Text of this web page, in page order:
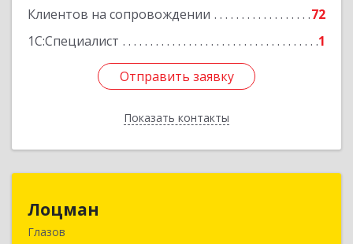
Клиентов на сопровождении
72
1С:Специалист
1
Отправить заявку
Показать контакты
Подробнее
Отправить заявку
Назад
Лоцман
Глазов
427620, Удмуртская Респ, Глазов г, Сибирская